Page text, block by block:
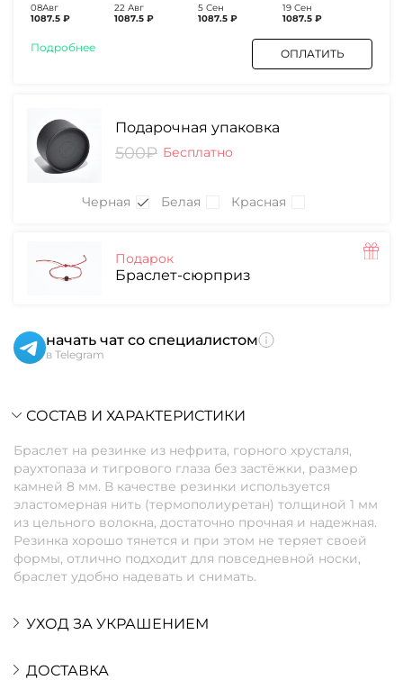
08Авг
1087.5 ₽
22 Авг
1087.5 ₽
5 Сен
1087.5 ₽
19 Сен
1087.5 ₽
Подробнее ОПЛАТИТЬ
Подарочная упаковка
500₽ Бесплатно
Черная Белая Красная
Подарок
Браслет-сюрприз
начать чат со специалистом
в Telegram
СОСТАВ И ХАРАКТЕРИСТИКИ
Браслет на резинке из нефрита, горного хрусталя,
раухтопаза и тигрового глаза без застёжки, размер
камней 8 мм. В качестве резинки используется
эластомерная нить (термополиуретан) толщиной 1 мм
из цельного волокна, достаточно прочная и надежная.
Резинка хорошо тянется и при этом не теряет своей
формы, отлично подходит для повседневной носки,
браслет удобно надевать и снимать.
УХОД ЗА УКРАШЕНИЕМ
ДОСТАВКА